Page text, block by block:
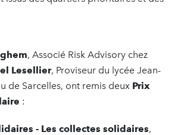
, Associé Risk Advisory chez
Lesellier, Proviseur du lycée Jean-
de Sarcelles, ont remis deux Prix
:
- Les collectes solidaires,